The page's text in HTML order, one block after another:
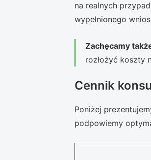
na realnych
wypełnionego
Zachęcamy
rozłożyć koszty
Cennik
Poniżej
podpowiemy